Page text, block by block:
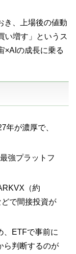
き、上場後の値動
い増す」というス
×AIの成長に乗る
年が濃厚で、
強プラットフ
（約
で間接投資が
、ETFで事前に
ら判断するのが